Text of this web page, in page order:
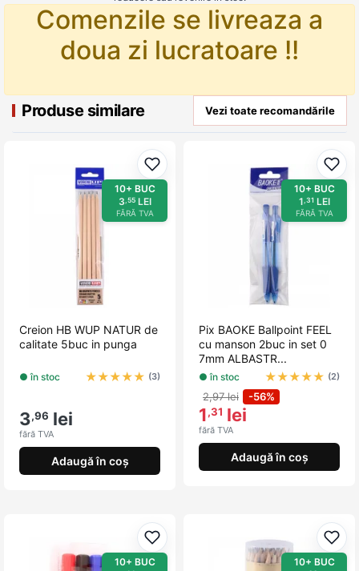
Comenzile se livreaza a
doua zi lucratoare !!
Produse similare Vezi toate recomandările
Adaugă la favorite
10+ BUC
3,55LEI
FĂRĂ TVA
Creion HB WUP NATUR de
calitate 5buc in punga
● în stoc ★★★★★ (3)
3,96 lei
fără TVA
Adaugă în coș
10+ BUC
1,31 LEI
FĂRĂ TVA
Pix BAOKE Ballpoint FEEL
cu manson 2buc in set 0
7mm ALBASTR...
● în stoc ★★★★★ (2)
2,97 lei -56%
1,31 lei
fără TVA
Adaugă în coș
Adaugă la favorite
10+ BUC
10+ BUC